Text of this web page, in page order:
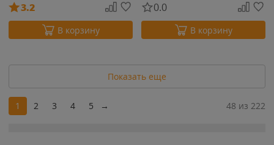
3.2
В корзину
0.0
В корзину
Показать еще
1 2 3 4 5 → 48 из 222